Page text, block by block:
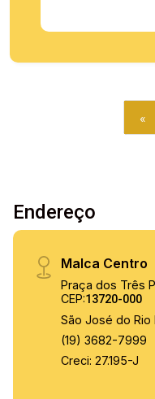
«
Endereço
Malca Centro
Praça dos Três
CEP:13720-000
São José do Rio
(19) 3682-7999
Creci: 27.195-J